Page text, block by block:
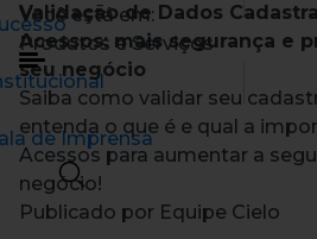
de Imprensa
Você está em:
Produtos e Serviços
Validação de Dados
Acessos: mais segurança e
seu negócio
Saiba como validar seu
entenda o que é e qual a
Acessos para aumentar a
negócio!
Publicado por Equipe Cielo